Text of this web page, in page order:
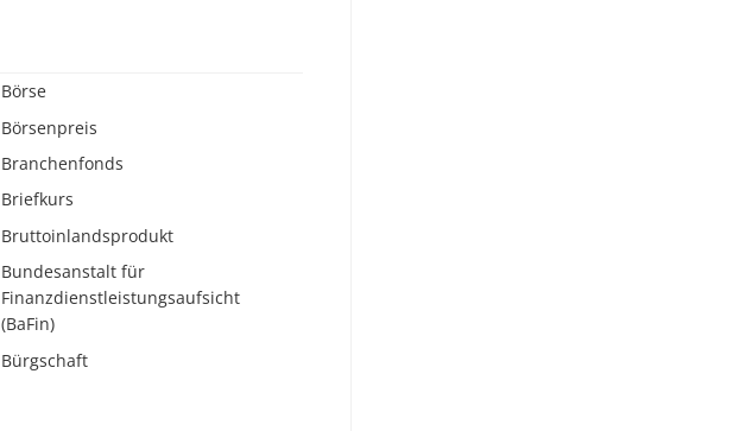
Börse
Börsenpreis
Branchenfonds
Briefkurs
Bruttoinlandsprodukt
Bundesanstalt für
Finanzdienstleistungsaufsicht
(BaFin)
Bürgschaft